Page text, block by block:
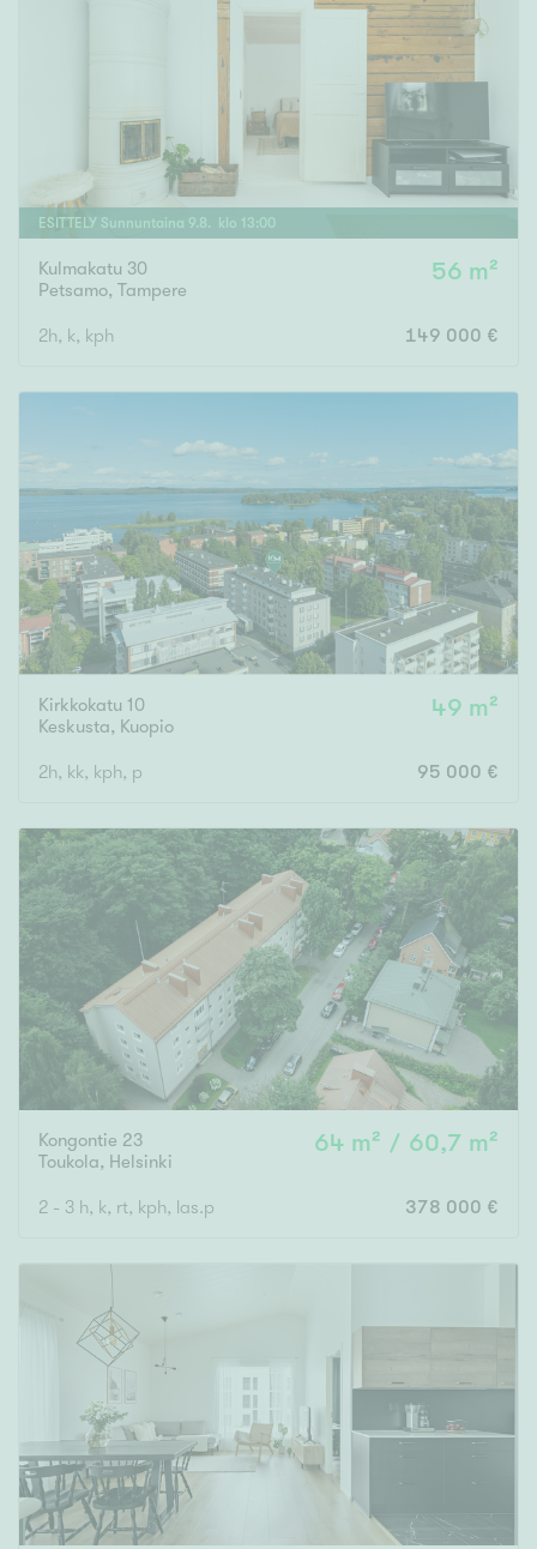
ESITTELY Sunnuntaina 9. 8 . klo 13:00
Kulmakatu 30
Petsamo, Tampere
56 m²
2h, k, kph 149 000 €
Kirkkokatu 10
Keskusta, Kuopio
49 m²
2h, kk, kph, p 95 000 €
Kongontie 23
Toukola, Helsinki
64 m² / 60,7 m²
2 - 3 h, k, rt, kph, las.p 378 000 €